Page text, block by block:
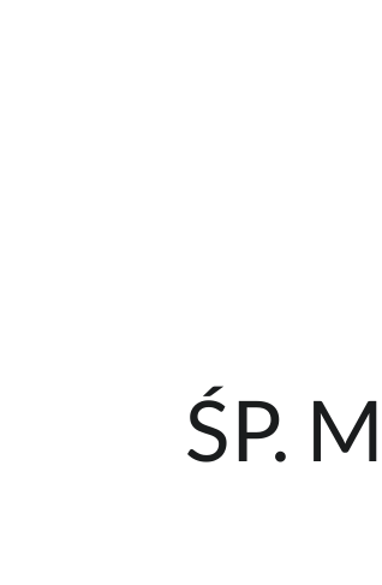
ŚP.